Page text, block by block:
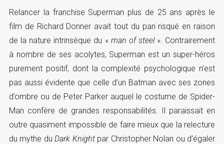
Relancer la franchise Superman plus de 25 ans après le
film de Richard Donner avait tout du pari risqué en raison
de la nature intrinsèque du « man of steel». Contrairement
à nombre de ses acolytes, Superman est un super-héros
purement positif, dont la complexité psychologique n’est
pas aussi évidente que celle d’un Batman avec ses zones
d’ombre ou de Peter Parker auquel le costume de Spider-
Man confère de grandes responsabilités. Il paraissait en
outre quasiment impossible de faire mieux que la relecture
du mythe duDark Knightpar Christopher Nolan ou d’égaler